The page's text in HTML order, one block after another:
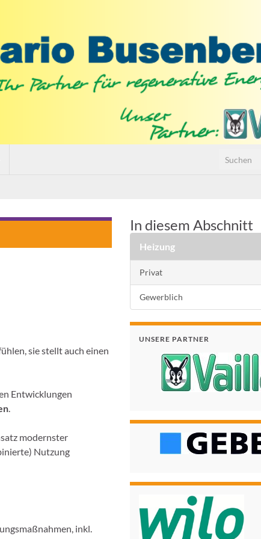
Search for:
sie stellt auch einen
Entwicklungen
.
modernster
Nutzung
inkl.
In diesem Abschnitt
Heizung
Privat
Gewerblich
UNSERE PARTNER